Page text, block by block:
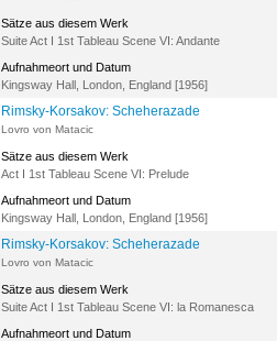
Sätze aus diesem Werk
Suite Act I 1st Tableau Scene VI: Andante
Aufnahmeort und Datum
Kingsway Hall, London, England [1956]
Rimsky-Korsakov: Scheherazade
Lovro von Matacic
Sätze aus diesem Werk
Act I 1st Tableau Scene VI: Prelude
Aufnahmeort und Datum
Kingsway Hall, London, England [1956]
Rimsky-Korsakov: Scheherazade
Lovro von Matacic
Sätze aus diesem Werk
Suite Act I 1st Tableau Scene VI: la Romanesca
Aufnahmeort und Datum